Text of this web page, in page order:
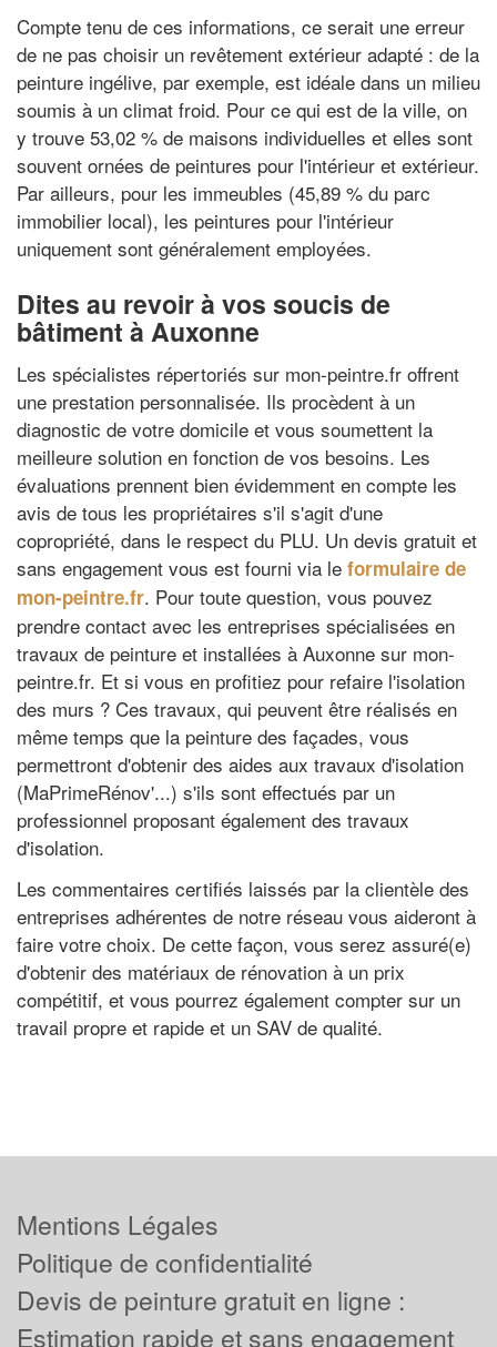
Compte tenu de ces informations, ce serait une erreur
de ne pas choisir un revêtement extérieur adapté : de la
peinture ingélive, par exemple, est idéale dans un milieu
soumis à un climat froid. Pour ce qui est de la ville, on
y trouve 53,02 % de maisons individuelles et elles sont
souvent ornées de peintures pour l'intérieur et extérieur.
Par ailleurs, pour les immeubles (45,89 % du parc
immobilier local), les peintures pour l'intérieur
uniquement sont généralement employées.
Dites au revoir à vos soucis de
bâtiment à Auxonne
Les spécialistes répertoriés sur mon-peintre.fr offrent
une prestation personnalisée. Ils procèdent à un
diagnostic de votre domicile et vous soumettent la
meilleure solution en fonction de vos besoins. Les
évaluations prennent bien évidemment en compte les
avis de tous les propriétaires s'il s'agit d'une
copropriété, dans le respect du PLU. Un devis gratuit et
sans engagement vous est fourni via le formulaire de
mon-peintre.fr. Pour toute question, vous pouvez
prendre contact avec les entreprises spécialisées en
travaux de peinture et installées à Auxonne sur mon-
peintre.fr. Et si vous en profitiez pour refaire l'isolation
des murs ? Ces travaux, qui peuvent être réalisés en
même temps que la peinture des façades, vous
permettront d'obtenir des aides aux travaux d'isolation
(MaPrimeRénov'...) s'ils sont effectués par un
professionnel proposant également des travaux
d'isolation.
Les commentaires certifiés laissés par la clientèle des
entreprises adhérentes de notre réseau vous aideront à
faire votre choix. De cette façon, vous serez assuré(e)
d'obtenir des matériaux de rénovation à un prix
compétitif, et vous pourrez également compter sur un
travail propre et rapide et un SAV de qualité.
Mentions Légales
Politique de confidentialité
Devis de peinture gratuit en ligne :
Estimation rapide et sans engagement